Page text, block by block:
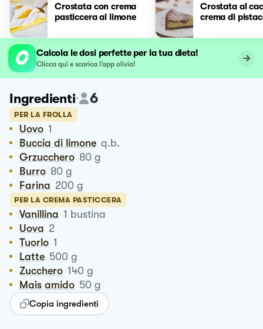
Crostata con crema
pasticcera al limone
Crostata al
crema di
Calcola le dosi perfette per la tua dieta!
Clicca qui e scarica l’app olivia!
Ingredienti 6
PER LA FROLLA
Uovo 1
Buccia di limone q.b.
Grzucchero 80 g
Burro 80 g
Farina 200 g
PER LA CREMA PASTICCERA
Vanillina 1 bustina
Uova 2
Tuorlo 1
Latte 500 g
Zucchero 140 g
Mais amido 50 g
Copia ingredienti